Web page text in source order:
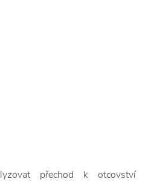
přechod k otcovství